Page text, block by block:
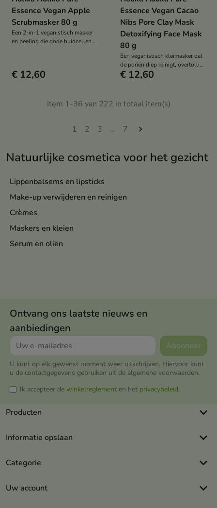
Natuurlijke cosmetica voor het gezicht
Lippenbalsems en lipsticks
Make-up verwijderen en reinigen
Crèmes
Maskers en kleien
Serum en oliën
Essence Vegan Apple
Scrubmasker 80 g
Een 2-in-1 veganistisch masker
en peeling die dode huidcellen
€ 12,60
Essence Vegan Cacao
Nibs Pore Clay Mask
Detoxifying Face Mask
80 g
Een veganistisch kleimasker dat
de poriën diep reinigt, overtollig
talg helpt verminderen en de
€ 12,60
Item 1-36 van 222 in totaal item(s)
1 2 3 … 7 
Ontvang ons laatste nieuws en
aanbiedingen
U kunt op elk gewenst moment weer uitschrijven. Hiervoor kunt
u de contactgegevens gebruiken uit de algemene voorwaarden.
Ik accepteer de winkelreglement en het privacybeleid.
Producten keyboard_arrow_down
Informatie opslaan keyboard_arrow_down
Categorie keyboard_arrow_down
Uw account
keyboard_arrow_down